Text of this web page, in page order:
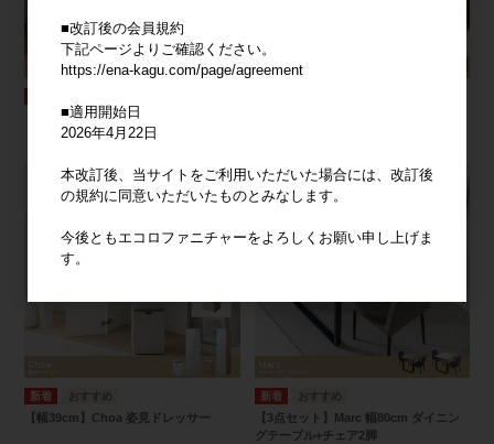
【単品】3人掛け圧縮ソファ
【幅39cm】Choa 姿見ドレッサー
【3点セット】Marc 幅80cm ダイニン
グテーブル+チェア2脚
■改訂後の会員規約
下記ページよりご確認ください。
https://ena-kagu.com/page/agreement
■適用開始日
2026年4月22日
本改訂後、当サイトをご利用いただいた場合には、改訂後
の規約に同意いただいたものとみなします。
今後ともエコロファニチャーをよろしくお願い申し上げま
す。